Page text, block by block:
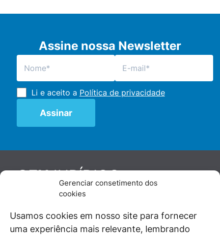
Gerenciar consetimento dos
cookies
Usamos cookies em nosso site para fornecer
uma experiência mais relevante, lembrando
Assine nossa Newsletter
Li e aceito a Política de privacidade
GENJURÍDICO
De maneira independente, os autores e
juristas e doutrinadores nacionais, se posicionam
diante de questões relevantes do cotidiano e